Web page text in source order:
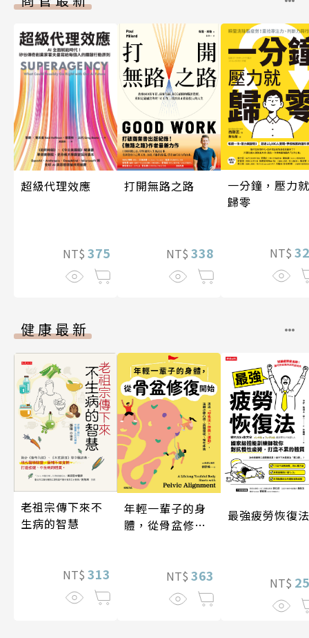
超級代理效應
NT$ 375
打開無路之路
NT$ 338
一分鐘，壓力就
歸零
NT$
健康最新
老祖宗傳下來不
生病的智慧
NT$ 313
年輕一輩子的身
體，從骨盆修復
動」，遠離小腹
凸出、肩頸僵
硬、慢性疼痛
NT$ 363
最強疲勞恢復法
NT$